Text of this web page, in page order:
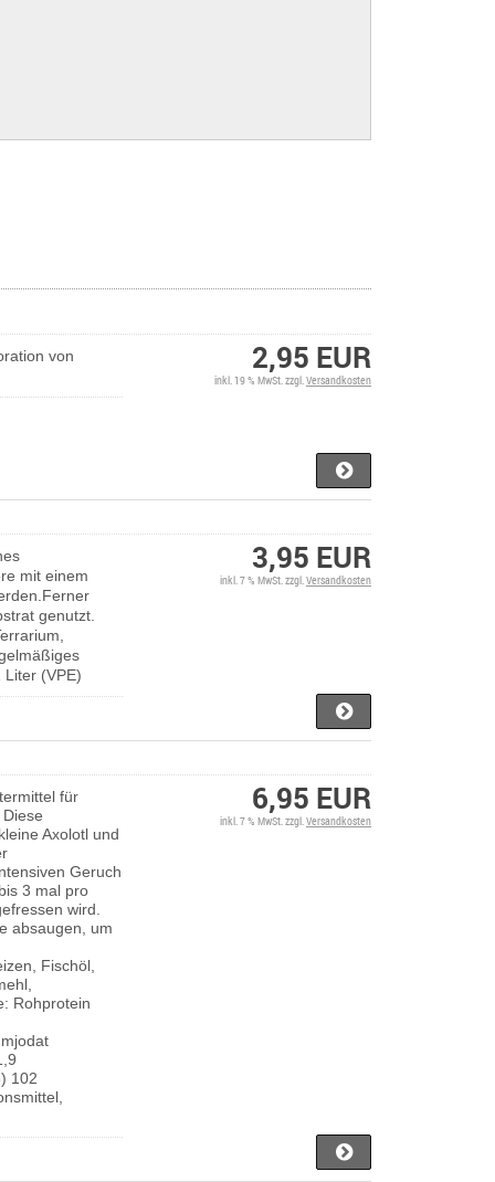
von
2,95 EUR
inkl. 19 % MwSt. zzgl.Versandkosten
mit einem
genutzt.
(VPE)
3,95 EUR
inkl. 7 % MwSt. zzgl.Versandkosten
für
Diese
Axolotl und
Geruch
3 mal pro
wird.
absaugen, um
Fischöl,
Rohprotein
102
6,95 EUR
inkl. 7 % MwSt. zzgl.Versandkosten